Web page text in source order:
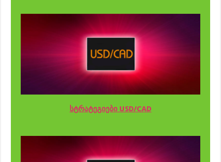
სტრატეგიები USD/CAD